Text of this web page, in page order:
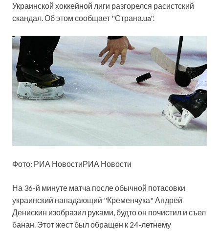
Украинской хоккейной лиги разгорелся расистский
скандал. Об этом сообщает "Страна.ua".
Фото: РИА НовостиРИА Новости
На 36-й минуте матча после обычной потасовки
украинский нападающий "Кременчука" Андрей
Денискин изобразил руками, будто он почистил и съел
банан. Этот жест был обращен к 24-летнему